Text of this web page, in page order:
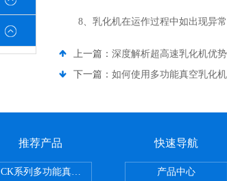
8、乳化机在运作过程中如出现异常
上一篇： 深度解析超高速乳化机优
下一篇： 如何使用多功能真空乳化机
推荐产品
CK系列多功能真空乳化机
快速导航
产品中心